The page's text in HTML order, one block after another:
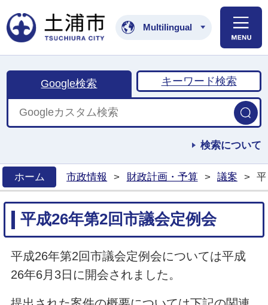
土浦市公式ホームペ
Multilingual
Google検索 キーワード検索
検索について
ホーム
市政情報 > 財政計画・予算 > 議案 >
平成26年第2回市議会定例会
平成26年第2回市議会定例会については平成
26年6月3日に開会されました。